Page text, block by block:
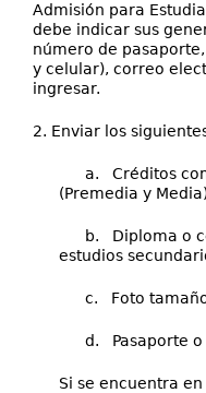
Admisión para
debe indicar sus
número de
y celular), correo
ingresar.
2. Enviar los
a. Créditos
(Premedia y
b. Diploma o
estudios
c. Foto tamaño
d. Pasaporte o
Si se encuentra